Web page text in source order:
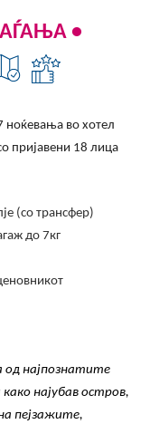
•
ноќевања во хотел
пријавени 18 лица
(со трансфер)
до 7кг
од најпознатите
најубав остров,
пејзажите,